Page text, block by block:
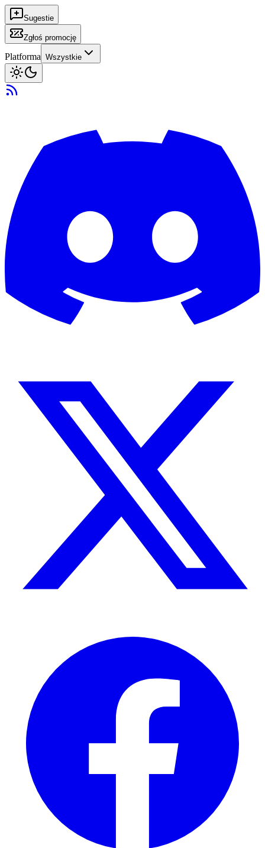
Sugestie
Zgłoś promocję
Platforma Wszystkie